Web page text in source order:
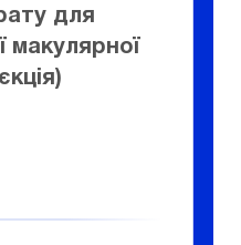
для
макулярної